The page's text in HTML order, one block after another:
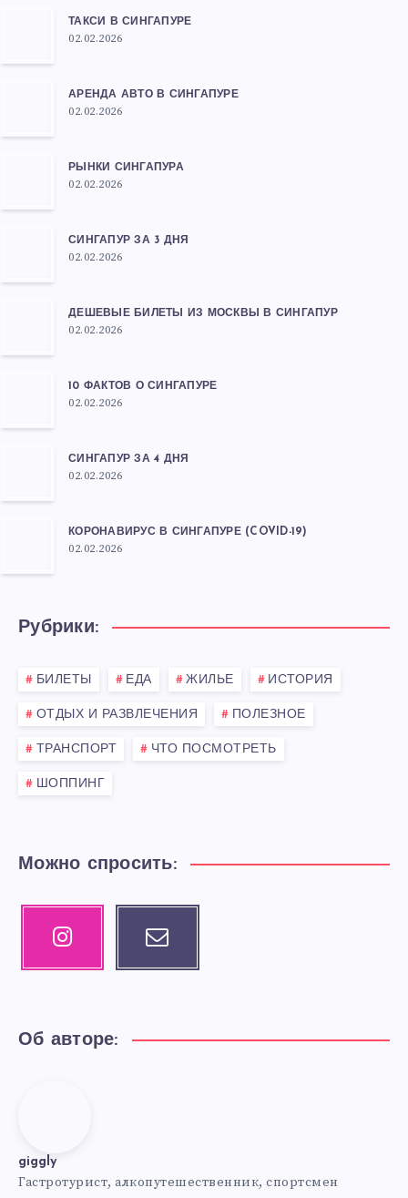
ТАКСИ В СИНГАПУРЕ
02.02.2026
АРЕНДА АВТО В СИНГАПУРЕ
02.02.2026
РЫНКИ СИНГАПУРА
02.02.2026
СИНГАПУР ЗА 3 ДНЯ
02.02.2026
ДЕШЕВЫЕ БИЛЕТЫ ИЗ МОСКВЫ В СИНГАПУР
02.02.2026
10 ФАКТОВ О СИНГАПУРЕ
02.02.2026
СИНГАПУР ЗА 4 ДНЯ
02.02.2026
КОРОНАВИРУС В СИНГАПУРЕ (COVID-19)
02.02.2026
Рубрики:
БИЛЕТЫ ЕДА ЖИЛЬЕ ИСТОРИЯ
ОТДЫХ И РАЗВЛЕЧЕНИЯ ПОЛЕЗНОЕ
ТРАНСПОРТ ЧТО ПОСМОТРЕТЬ
ШОППИНГ
Можно спросить:
Instagram Email
Contact
Об авторе:
giggly
Гастротурист, алкопутешественник, спортсмен